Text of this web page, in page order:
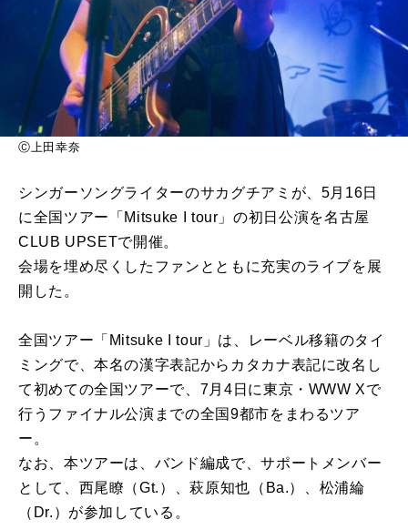
Ⓒ上田幸奈
シンガーソングライターのサカグチアミが、5月16日
に全国ツアー「Mitsuke I tour」の初日公演を名古屋
CLUB UPSETで開催。
会場を埋め尽くしたファンとともに充実のライブを展
開した。
全国ツアー「Mitsuke I tour」は、レーベル移籍のタイ
ミングで、本名の漢字表記からカタカナ表記に改名し
て初めての全国ツアーで、7月4日に東京・WWW Xで
行うファイナル公演までの全国9都市をまわるツア
ー。
なお、本ツアーは、バンド編成で、サポートメンバー
として、西尾瞭（Gt.）、萩原知也（Ba.）、松浦綸
（Dr.）が参加している。